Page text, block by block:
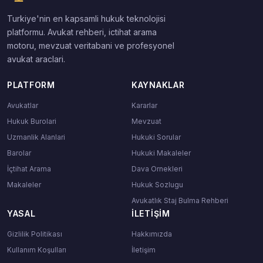
Turkiye'nin en kapsamli hukuk teknolojisi
platformu. Avukat rehberi, ictihat arama
motoru, mevzuat veritabani ve profesyonel
avukat araclari.
PLATFORM
Avukatlar
Hukuk Burolari
Uzmanlik Alanlari
Barolar
İçtihat Arama
Makaleler
KAYNAKLAR
Kararlar
Mevzuat
Hukuki Sorular
Hukuki Makaleler
Dava Ornekleri
Hukuk Sozlugu
Avukatlık Staj Bulma Rehberi
YASAL
Gizlilik Politikası
Kullanım Koşulları
İLETIŞIM
Hakkımızda
İletişim